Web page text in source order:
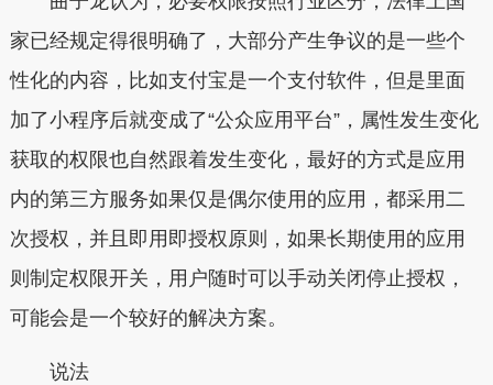
家已经规定得很明确了，大部分产生争议的是一些个
性化的内容，比如支付宝是一个支付软件，但是里面
加了小程序后就变成了“公众应用平台”，属性发生变化
获取的权限也自然跟着发生变化，最好的方式是应用
内的第三方服务如果仅是偶尔使用的应用，都采用二
次授权，并且即用即授权原则，如果长期使用的应用
则制定权限开关，用户随时可以手动关闭停止授权，
可能会是一个较好的解决方案。
说法